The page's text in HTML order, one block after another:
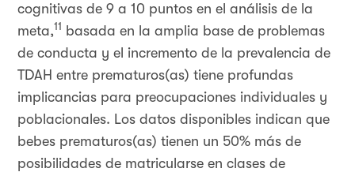
cognitivas de 9 a 10 puntos en el análisis de la
meta,11 basada en la amplia base de problemas
de conducta y el incremento de la prevalencia de
TDAH entre prematuros(as) tiene profundas
implicancias para preocupaciones individuales y
poblacionales. Los datos disponibles indican que
bebes prematuros(as) tienen un 50% más de
posibilidades de matricularse en clases de